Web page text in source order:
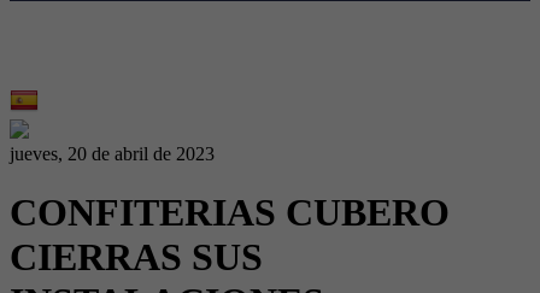
jueves, 20 de abril de 2023
CONFITERIAS CUBERO
CIERRAS SUS